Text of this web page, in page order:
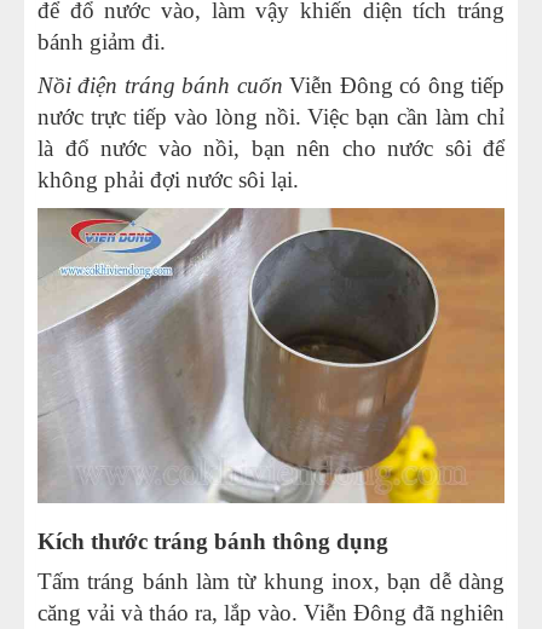
để đổ nước vào, làm vậy khiến diện tích tráng
bánh giảm đi.
Nồi điện tráng bánh cuốn Viễn Đông có ông tiếp
nước trực tiếp vào lòng nồi. Việc bạn cần làm chỉ
là đổ nước vào nồi, bạn nên cho nước sôi để
không phải đợi nước sôi lại.
Kích thước tráng bánh thông dụng
Tấm tráng bánh làm từ khung inox, bạn dễ dàng
căng vải và tháo ra, lắp vào. Viễn Đông đã nghiên